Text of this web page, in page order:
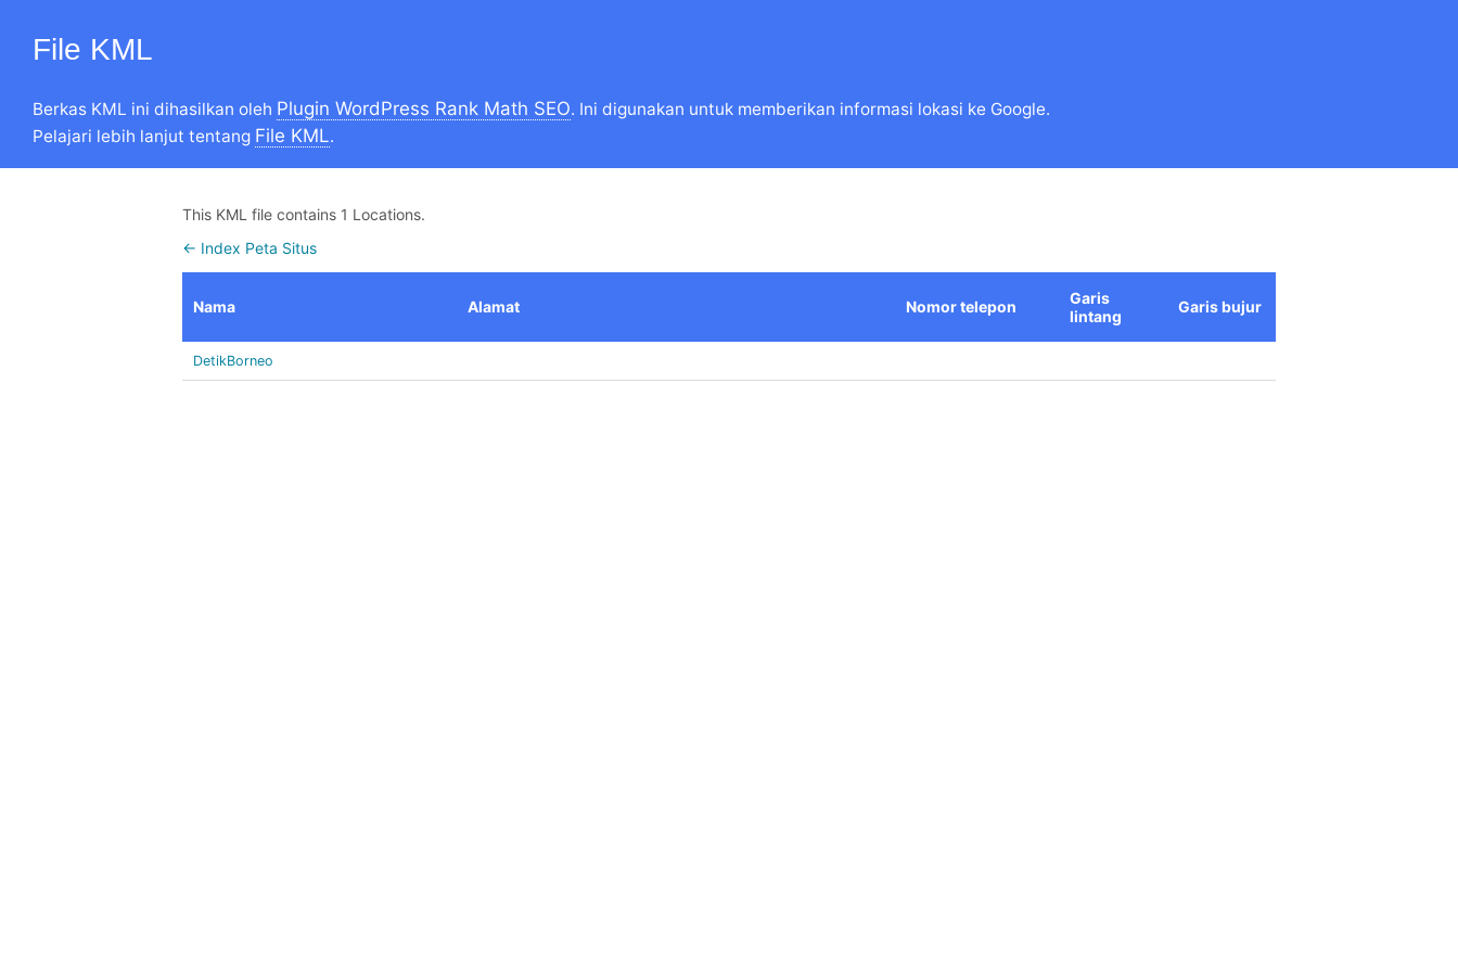
File KML
Berkas KML ini dihasilkan oleh Plugin WordPress Rank Math SEO. Ini digunakan untuk memberikan informasi lokasi ke Google.
Pelajari lebih lanjut tentang File KML.
This KML file contains 1 Locations.
← Index Peta Situs
Nama Alamat Nomor telepon
Garis
lintang
Garis bujur
DetikBorneo